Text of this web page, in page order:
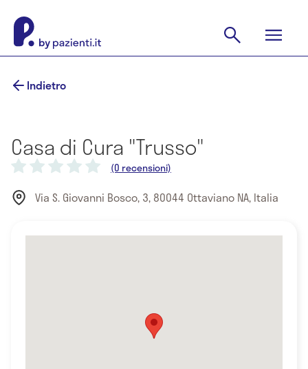
Indietro
Casa di Cura "Trusso"
(0 recensioni)
Via S. Giovanni Bosco, 3, 80044 Ottaviano NA, Italia